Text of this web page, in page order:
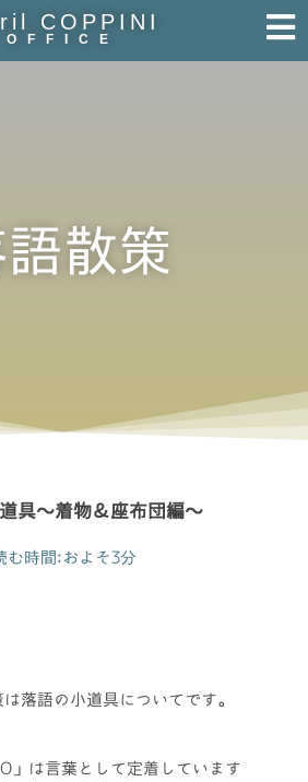
COPPINI
OFFICE
散策
具〜着物＆座布団編〜
む時間:およそ3分
は落語の小道具についてです。
」は言葉として定着しています